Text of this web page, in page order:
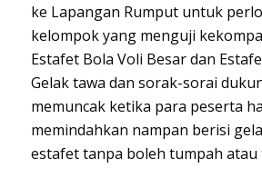
ke Lapangan Rumput untuk
kelompok yang menguji
Estafet Bola Voli Besar dan
Gelak tawa dan sorak-sorai
memuncak ketika para peserta
memindahkan nampan berisi
estafet tanpa boleh tumpah atau